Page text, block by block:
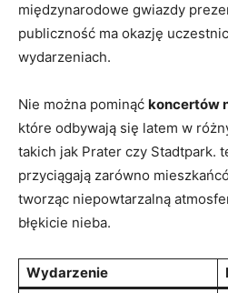
międzynarodowe ​gwiazdy​
publiczność ma okazję
wydarzeniach.
Nie można pominąć koncertów
które odbywają się latem w
takich jak ​Prater czy Stadtpark.
przyciągają zarówno
tworząc⁤ niepowtarzalną
‌błękicie nieba.
Wydarzenie